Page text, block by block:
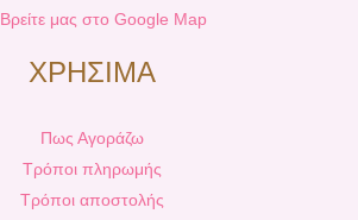
Βρείτε μας στο Google Map
ΧΡΗΣΙΜΑ
Πως Αγοράζω
Τρόποι πληρωμής
Τρόποι αποστολής